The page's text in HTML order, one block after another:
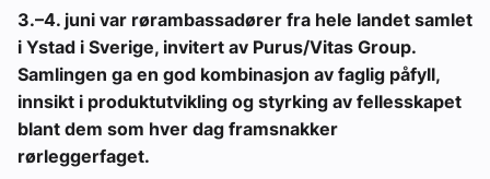
3.–4. juni var rørambassadører fra hele landet samlet
i Ystad i Sverige, invitert av Purus/Vitas Group.
Samlingen ga en god kombinasjon av faglig påfyll,
innsikt i produktutvikling og styrking av fellesskapet
blant dem som hver dag framsnakker
rørleggerfaget.